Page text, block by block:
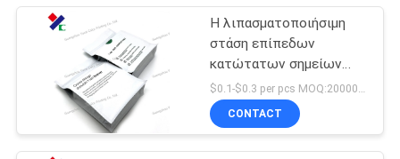
Στάση επάνω στη
σακούλα φερμουάρ
Η λιπασματοποιήσιμη
στάση επίπεδων
κατώτατων σημείων
επάνω στη σακούλα
σχολιάζει τη συμπίεση
αέρα τέρματος
CONTACT